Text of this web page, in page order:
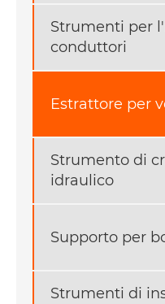
Strumenti per
conduttori
Estrattore per
Strumento di
idraulico
Supporto per
Strumenti di